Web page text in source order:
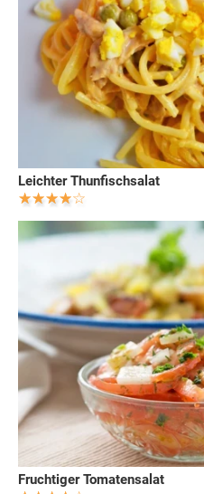
Leichter Thunfischsalat
Fruchtiger Tomatensalat